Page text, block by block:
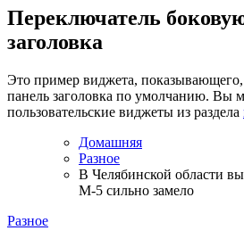
Переключатель
заголовка
Это пример виджета, показывающего,
панель заголовка по умолчанию. Вы
пользовательские виджеты из раздела
Домашняя
Разное
В Челябинской области
М-5 сильно замело
Разное